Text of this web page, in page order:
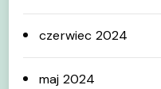
czerwiec 2024
maj 2024